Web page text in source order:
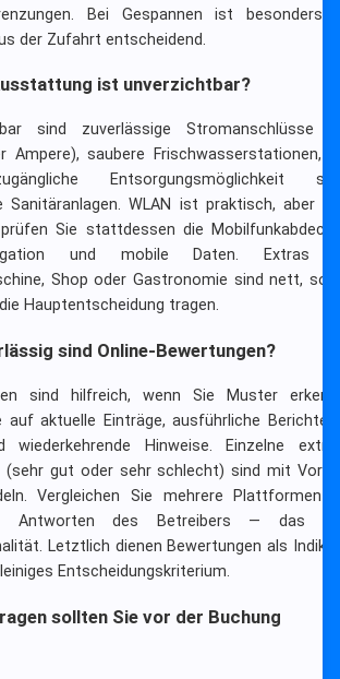
Bei Gespannen ist besonders
der Zufahrt entscheidend.
ist unverzichtbar?
sind zuverlässige Stromanschlüsse
Ampere), saubere Frischwasserstationen,
Entsorgungsmöglichkeit
Sanitäranlagen. WLAN ist praktisch, aber
Sie stattdessen die
und mobile Daten. Extras
Shop oder Gastronomie sind nett,
Hauptentscheidung tragen.
sind Online-Bewertungen?
sind hilfreich, wenn Sie Muster
auf aktuelle Einträge, ausführliche Berichte
wiederkehrende Hinweise. Einzelne
(sehr gut oder sehr schlecht) sind mit
Vergleichen Sie mehrere Plattformen
Antworten des Betreibers — das
Letztlich dienen Bewertungen als
Entscheidungskriterium.
sollten Sie vor der Buchung